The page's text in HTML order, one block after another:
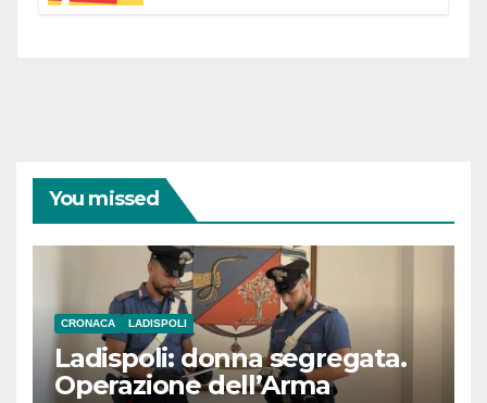
You missed
CRONACA LADISPOLI
Ladispoli: donna segregata.
Operazione dell’Arma